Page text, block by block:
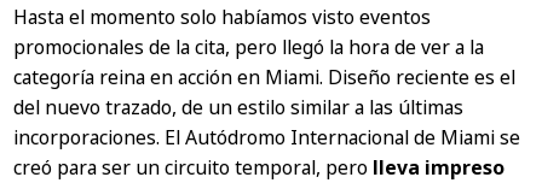
Hasta el momento solo habíamos visto eventos
promocionales de la cita, pero llegó la hora de ver a la
categoría reina en acción en Miami. Diseño reciente es el
del nuevo trazado, de un estilo similar a las últimas
incorporaciones. El Autódromo Internacional de Miami se
creó para ser un circuito temporal, pero lleva impreso